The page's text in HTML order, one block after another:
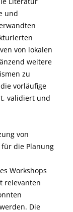
und
von lokalen
weitere
zu
vorläufige
validiert und
von
für die Planung
Workshops
relevanten
Die